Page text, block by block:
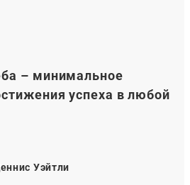
– минимальное
успеха в любой
Уэйтли